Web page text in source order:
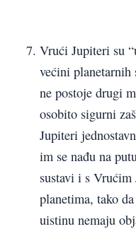
Vrući Jupiteri su
većini
ne postoje drugi
osobito sigurni
Jupiteri
im se nađu na
sustavi i s
planetima, tako
uistinu nemaju